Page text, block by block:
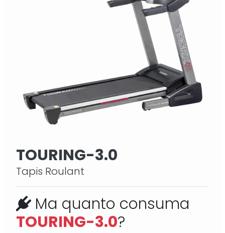
TOURING-3.0
Tapis Roulant
Ma quanto consuma
TOURING-3.0?